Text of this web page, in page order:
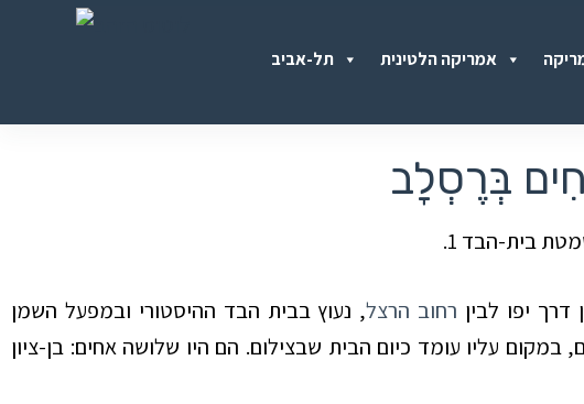
n
t
תל-אביב אמריקה הלטינית
בְּרֶסְלָב
יפו לבין רחוב הרצל, נעוץ בבית הבד ההיסטורי ובמפעל השמן
עליו עומד כיום הבית שבצילום. הם היו שלושה אחים: בן-ציון